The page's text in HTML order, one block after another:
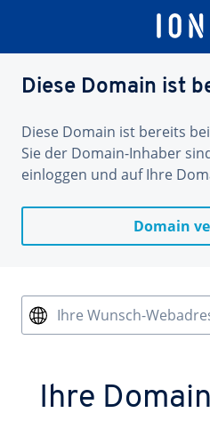
Diese Domain ist
Diese Domain ist bereits
Sie der Domain-Inhaber
einloggen und auf Ihre
Domain
Ihre Wunsch-
Ihre